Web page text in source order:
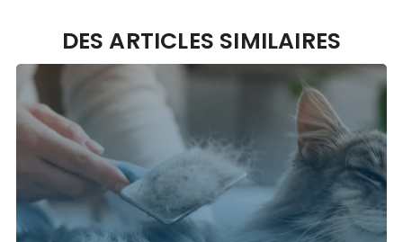
DES ARTICLES SIMILAIRES